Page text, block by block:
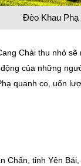
Đèo Khau Phạ
Chải thu nhỏ
của những
quanh co, uốn
Chấn, tỉnh Yên